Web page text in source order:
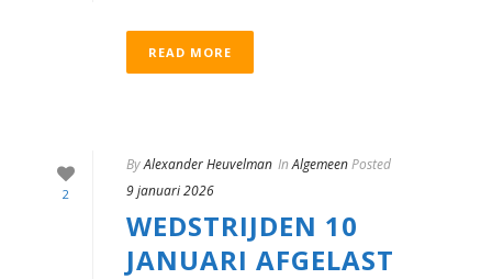
READ MORE
2
ByAlexander Heuvelman InAlgemeenPosted
9 januari 2026
WEDSTRIJDEN 10
JANUARI AFGELAST